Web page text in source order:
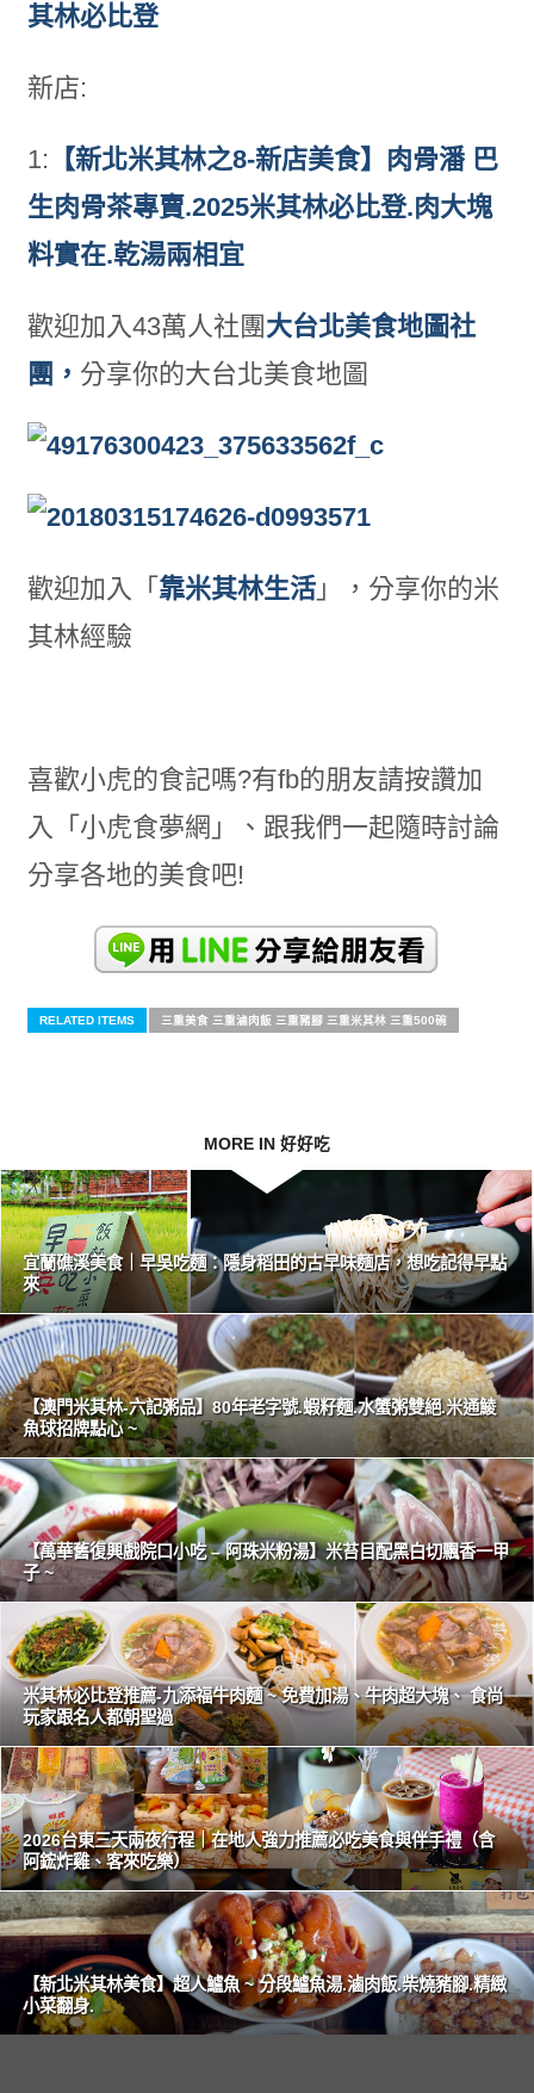
其林必比登
新店:
1: 【新北米其林之8-新店美食】肉骨潘 巴
生肉骨茶專賣.2025米其林必比登.肉大塊
料實在.乾湯兩相宜
歡迎加入43萬人社團大台北美食地圖社
團， 分享你的大台北美食地圖
歡迎加入「 靠米其林生活」，分享你的米
其林經驗
喜歡小虎的食記嗎?有fb的朋友請按讚加
入「小虎食夢網」、跟我們一起隨時討論
分享各地的美食吧!
RELATED ITEMS 三重美食 三重滷肉飯 三重豬腳 三重米其林 三重500碗
MORE IN 好好吃
宜蘭礁溪美食｜早吳吃麵：隱身稻田的古早味麵店，想吃記得早點
來
【澳門米其林-六記粥品】80年老字號.蝦籽麵.水蟹粥雙絕.米通鯪
魚球招牌點心 ~
【萬華舊復興戲院口小吃 – 阿珠米粉湯】米苔目配黑白切飄香一甲
子 ~
米其林必比登推薦-九添福牛肉麵 ~ 免費加湯、牛肉超大塊、 食尚
玩家跟名人都朝聖過
2026台東三天兩夜行程｜在地人強力推薦必吃美食與伴手禮（含
阿鋐炸雞、客來吃樂）
【新北米其林美食】超人鱸魚 ~ 分段鱸魚湯.滷肉飯.柴燒豬腳.精緻
小菜翻身.